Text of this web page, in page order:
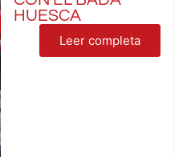
HUESCA
Leer completa